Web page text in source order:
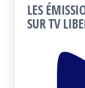
LES
SUR TV